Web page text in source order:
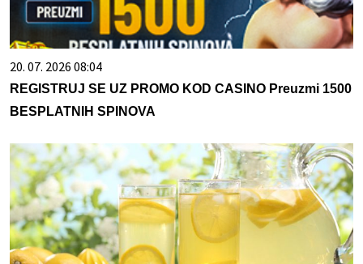
20. 07. 2026 08:04
REGISTRUJ SE UZ PROMO KOD CASINO Preuzmi 1500
BESPLATNIH SPINOVA